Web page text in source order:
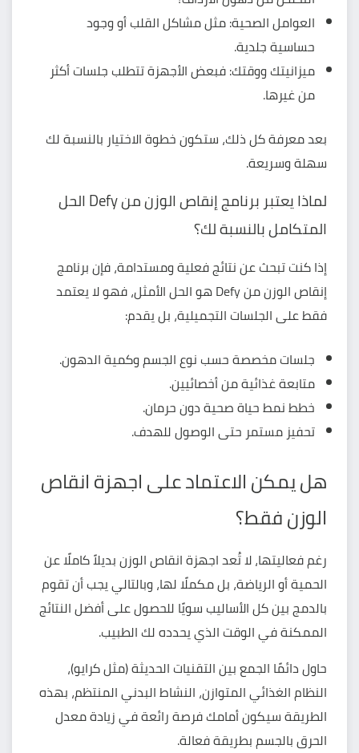
العوامل الصحية: مثل مشاكل القلب أو وجود
حساسية جلدية.
ميزانيتك ووقتك: فبعض الأجهزة تتطلب جلسات أكثر
من غيرها.
بعد معرفة كل ذلك، ستكون خطوة الاختيار بالنسبة لك
سهلة وسريعة.
لماذا يعتبر برنامج إنقاص الوزن من Defy الحل
المتكامل بالنسبة لك؟
إذا كنت تبحث عن نتائج فعلية ومستدامة، فإنبرنامج
إنقاص الوزن من Defy
هو الحل الأمثل، فهو لا يعتمد
فقط على الجلسات التجميلية، بل يقدم:
جلسات مخصصة حسب نوع الجسم وكمية الدهون.
متابعة غذائية من أخصائيين.
خطط نمط حياة صحية دون حرمان.
تحفيز مستمر حتى الوصول للهدف.
هل يمكن الاعتماد على اجهزة انقاص
الوزن فقط؟
رغم فعاليتها، لا تُعد اجهزة انقاص الوزن بديلاً كاملًا عن
الحمية أو الرياضة، بل مكملًا لها، وبالتالي يجب أن تقوم
بالدمج بين كل الأساليب سويًا للحصول على أفضل النتائج
الممكنة في الوقت الذي يحدده لك الطبيب.
حاول دائمًا الجمع بين التقنيات الحديثة (مثل كرايو)،
النظام الغذائي المتوازن، النشاط البدني المنتظم، بهذه
الطريقة سيكون أمامك فرصة رائعة فيزيادة معدل
الحرق بالجسمبطريقة فعالة.